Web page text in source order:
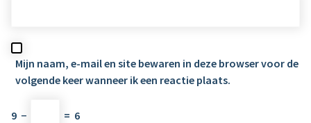
Mijn naam, e-mail en site bewaren in deze browser voor de
volgende keer wanneer ik een reactie plaats.
9 − = 6